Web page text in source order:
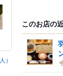
人）
このお店の